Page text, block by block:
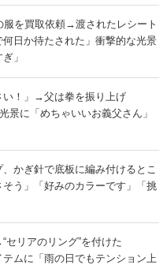
服を買取依頼→渡されたレシート
か待たされた」衝撃的な光景
」
い！」→父は拳を振り上げ
に「めちゃいいお義父さん」
かぎ針で底板に編み付けるとこ
う」「好みのカラーです」「挑
リアのリング”を付けた
ムに「雨の日でもテンション上